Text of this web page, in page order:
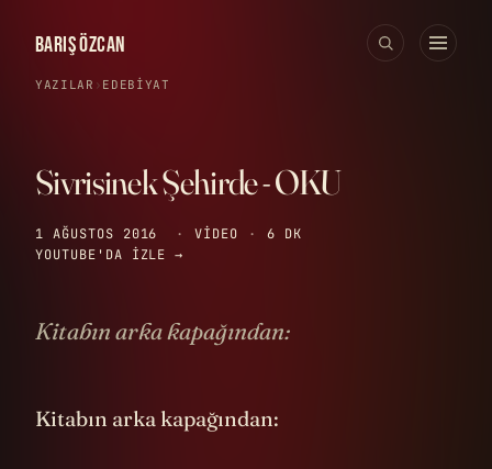
BARIŞ ÖZCAN
YAZILAR › EDEBIYAT
Sivrisinek Şehirde - OKU
1 AĞUSTOS 2016 · VIDEO ·
6 DK
YOUTUBE'DA IZLE →
Kitabın arka kapağından:
Kitabın arka kapağından: